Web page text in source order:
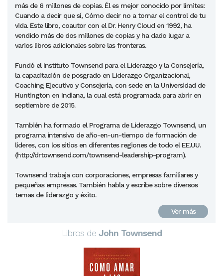
más de 6 millones de copias. Él es mejor conocido por límites:
Cuando a decir que sí, Cómo decir no a tomar el control de tu
vida. Este libro, coautor con el Dr. Henry Cloud en 1992, ha
vendido más de dos millones de copias y ha dado lugar a
varios libros adicionales sobre las fronteras.
Fundó el Instituto Townsend para el Liderazgo y la Consejería,
la capacitación de posgrado en Liderazgo Organizacional,
Coaching Ejecutivo y Consejería, con sede en la Universidad de
Huntington en Indiana, la cual está programada para abrir en
septiembre de 2015.
También ha formado el Programa de Liderazgo Townsend, un
programa intensivo de año-en-un-tiempo de formación de
líderes, con los sitios en diferentes regiones de todo el EE.UU.
(http://drtownsend.com/townsend-leadership-program).
Townsend trabaja con corporaciones, empresas familiares y
pequeñas empresas. También habla y escribe sobre diversos
temas de liderazgo y éxito.
Ver más
Libros de John Townsend